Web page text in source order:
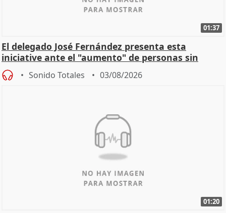
01:37
El delegado José Fernández presenta esta
iniciative ante el "aumento" de personas sin
hogar en Madri
Sonido Totales 03/08/2026
01:20